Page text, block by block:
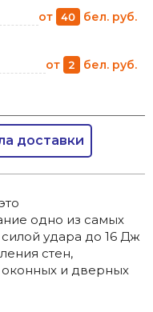
от 40 бел. руб.
от 2 бел. руб.
доставки
одно из самых
удара до 16 Дж
стен,
и дверных